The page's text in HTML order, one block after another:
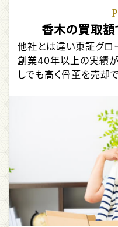
香木の買取額
他社とは違い東証グロ
創業40年以上の実績が
しでも高く骨董を売却